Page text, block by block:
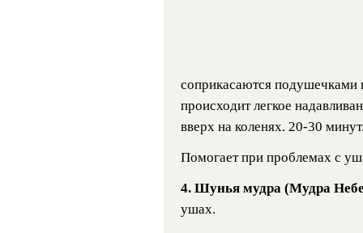
соприкасаются подушечками
происходит легкое
вверх на коленях. 20-30
Помогает при проблемах с
4. Шунья мудра (Мудра
ушах.